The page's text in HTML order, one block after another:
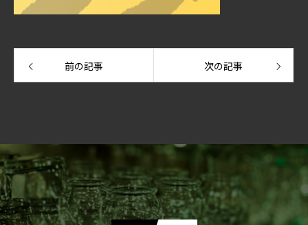
前の記事 次の記事